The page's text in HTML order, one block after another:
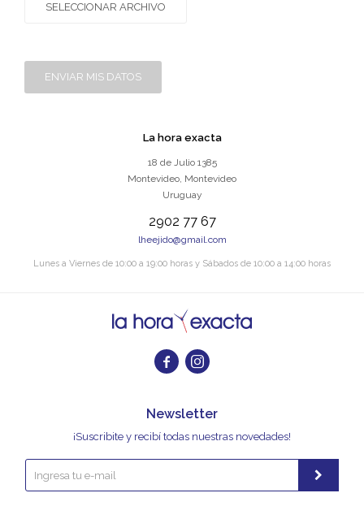
SELECCIONAR ARCHIVO
ENVIAR MIS DATOS
La hora exacta
18 de Julio 1385
Montevideo, Montevideo
Uruguay
2902 77 67
lheejido@gmail.com
Lunes a Viernes de 10:00 a 19:00 horas y Sábados de 10:00 a 14:00 horas
 
Newsletter
¡Suscribite y recibí todas nuestras novedades!